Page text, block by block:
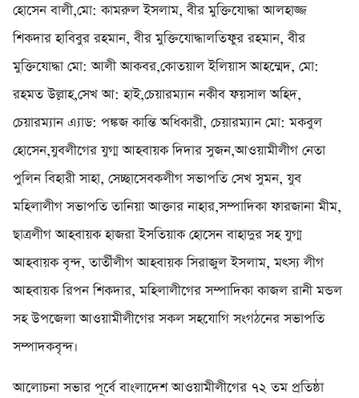
হোসেন বালী,মো: কামরুল ইসলাম, বীর মুক্তিযোদ্ধা আলহাজ্জ
শিকদার হাবিবুর রহমান, বীর মুক্তিযোদ্ধালতিফুর রহমান, বীর
মুক্তিযোদ্ধা মো: আলী আকবর,কোতয়াল ইলিয়াস আহম্মেদ, মো:
রহমত উল্লাহ,সেখ আ: হাই,চেয়ারম্যান নকীব ফয়সাল অহিদ,
চেয়ারম্যান এ্যাড: পঙ্কজ কান্তি অধিকারী, চেয়ারম্যান মো: মকবুল
হোসেন,যুবলীগের যুগ্ম আহবায়ক দিদার সুজন,আওয়ামীলীগ নেতা
পুলিন বিহারী সাহা, সেচ্ছাসেবকলীগ সভাপতি সেখ সুমন, যুব
মহিলালীগ সভাপতি তানিয়া আক্তার নাহার,সম্পাদিকা ফারজানা মীম,
ছাত্রলীগ আহবায়ক হাজরা ইসতিয়াক হোসেন বাহাদুর সহ যুগ্ম
আহবায়ক বৃন্দ, তাতীঁলীগ আহবায়ক সিরাজুল ইসলাম, মৎস্য লীগ
আহবায়ক রিপন শিকদার, মহিলালীগের সম্পাদিকা কাজল রানী মন্ডল
সহ উপজেলা আওয়ামীলীগের সকল সহযোগি সংগঠনের সভাপতি
সম্পাদকবৃন্দ।
আলোচনা সভার পূর্বে বাংলাদেশ আওয়ামীলীগের ৭২ তম প্রতিষ্ঠা